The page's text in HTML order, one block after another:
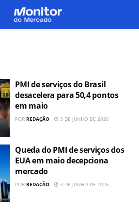
PMI de serviços do Brasil
desacelera para 50,4 pontos
em maio
POR REDAÇÃO 3 DE JUNHO DE 2026
Queda do PMI de serviços dos
EUA em maio decepciona
mercado
POR REDAÇÃO 3 DE JUNHO DE 2026